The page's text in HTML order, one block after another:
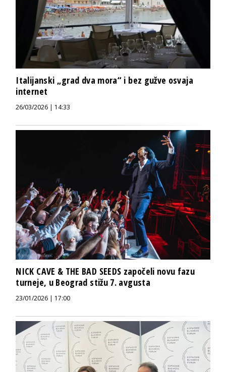
Italijanski „grad dva mora“ i bez gužve osvaja
internet
26/03/2026 | 14:33
NICK CAVE & THE BAD SEEDS započeli novu fazu
turneje, u Beograd stižu 7. avgusta
23/01/2026 | 17:00